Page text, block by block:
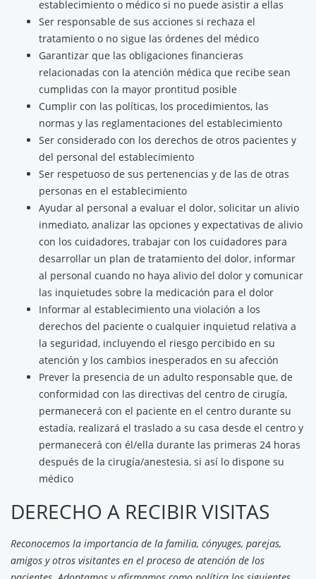
establecimiento o médico si no puede asistir a ellas
Ser responsable de sus acciones si rechaza el
tratamiento o no sigue las órdenes del médico
Garantizar que las obligaciones financieras
relacionadas con la atención médica que recibe sean
cumplidas con la mayor prontitud posible
Cumplir con las políticas, los procedimientos, las
normas y las reglamentaciones del establecimiento
Ser considerado con los derechos de otros pacientes y
del personal del establecimiento
Ser respetuoso de sus pertenencias y de las de otras
personas en el establecimiento
Ayudar al personal a evaluar el dolor, solicitar un alivio
inmediato, analizar las opciones y expectativas de alivio
con los cuidadores, trabajar con los cuidadores para
desarrollar un plan de tratamiento del dolor, informar
al personal cuando no haya alivio del dolor y comunicar
las inquietudes sobre la medicación para el dolor
Informar al establecimiento una violación a los
derechos del paciente o cualquier inquietud relativa a
la seguridad, incluyendo el riesgo percibido en su
atención y los cambios inesperados en su afección
Prever la presencia de un adulto responsable que, de
conformidad con las directivas del centro de cirugía,
permanecerá con el paciente en el centro durante su
estadía, realizará el traslado a su casa desde el centro y
permanecerá con él/ella durante las primeras 24 horas
después de la cirugía/anestesia, si así lo dispone su
médico
DERECHO A RECIBIR VISITAS
Reconocemos la importancia de la familia, cónyuges, parejas,
amigos y otros visitantes en el proceso de atención de los